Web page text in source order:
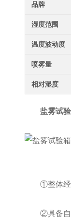
品牌
湿度范围
温度波动度
喷雾量
相对湿度
盐雾试
①整体经高
②具备自动/